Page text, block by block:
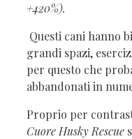
+420%).
Questi cani hanno
grandi spazi,
per questo che
abbandonati in
Proprio per
Cuore Husky Rescue